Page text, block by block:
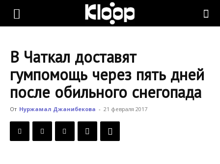
KLOOP.KG
Новости
Кыргызстана
В Чаткал доставят
гумпомощь через пять дней
после обильного снегопада
От Нуржамал Джанибекова - 21 февраля 2017